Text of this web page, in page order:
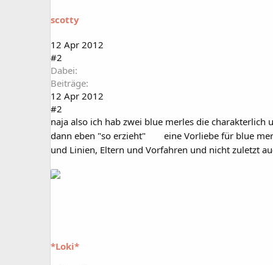
scotty
12 Apr 2012
#2
Dabei
Beiträge
12 Apr 2012
#2
naja also ich hab zwei blue merles die
dann eben "so erzieht"
eine Vorliebe für blue
und Linien, Eltern und Vorfahren und nicht zuletzt
*Loki*